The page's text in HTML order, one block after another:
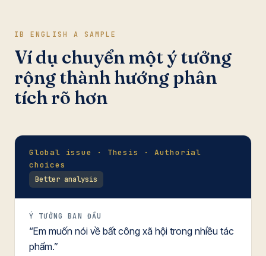
IB ENGLISH A SAMPLE
Ví dụ chuyển một ý tưởng
rộng thành hướng phân
tích rõ hơn
Global issue · Thesis · Authorial
choices
Better analysis
Ý TƯỞNG BAN ĐẦU
“Em muốn nói về bất công xã hội trong nhiều tác
phẩm.”